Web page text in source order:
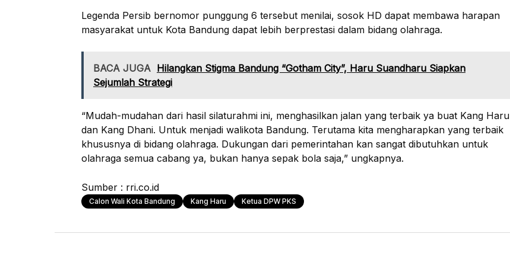
Legenda Persib bernomor punggung 6 tersebut menilai, sosok HD dapat membawa harapan
masyarakat untuk Kota Bandung dapat lebih berprestasi dalam bidang olahraga.
BACA JUGA Hilangkan Stigma Bandung “Gotham City”, Haru Suandharu Siapkan
Sejumlah Strategi
“Mudah-mudahan dari hasil silaturahmi ini, menghasilkan jalan yang terbaik ya buat Kang Haru
dan Kang Dhani. Untuk menjadi walikota Bandung. Terutama kita mengharapkan yang terbaik
khususnya di bidang olahraga. Dukungan dari pemerintahan kan sangat dibutuhkan untuk
olahraga semua cabang ya, bukan hanya sepak bola saja,” ungkapnya.
Sumber : rri.co.id
Calon Wali Kota Bandung Kang Haru Ketua DPW PKS